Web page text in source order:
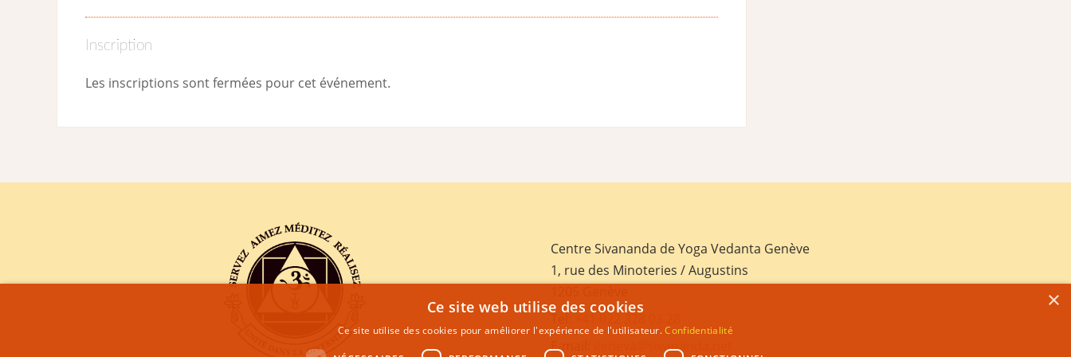
Inscription
Les inscriptions sont fermées pour cet événement.
Centre Sivananda de Yoga Vedanta Genève
1, rue des Minoteries / Augustins
E-mail:
geneva@sivananda.net
×
Ce site web utilise des cookies
Ce site utilise des cookies pour améliorer l'expérience de l'utilisateur.Confidentialité